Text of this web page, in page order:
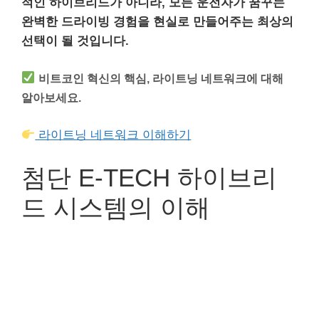
완벽한 드라이빙 경험을 현실로 만들어주는 최상의
선택이 될 것입니다.
비트코인 혁신의 핵심, 라이트닝 네트워크에 대해
알아보세요.
라이트닝 네트워크 이해하기
첨단 E-TECH 하이브리
드 시스템의 이해